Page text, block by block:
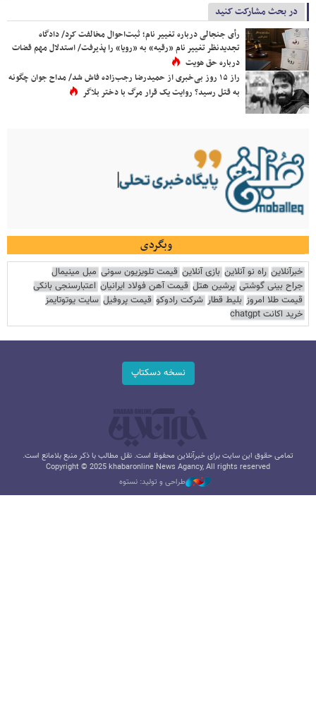
در بحث مشارکت کنید
رأی جنجالی درباره تغییر نام؛ ثبت‌احوال مخالفت کرد/ دادگاه
تجدیدنظر تغییر نام «رقیه» به «رویا» را پذیرفت/ استدلال مهم قضات
درباره حق هویت
راز ۱۵ روز بی‌خبری از حمیدرضا رجب‌زاده فاش شد/ مداح جوان چگونه
به قتل رسید؟ روایت یک قرار مرگ با دختر بلاگر
وبگردی
خبرآنلاین راه نو آنلاین بازی آنلاین قیمت تلویزیون سونی مبل مینیمال
جراح بینی گوشتی پرشین هتل قیمت آهن فولاد ایرانیان اعتبارسنجی بانکی
قیمت طلا امروز بلیط قطار شرکت رادوکو قیمت پروفیل سایت یوتوتایمز
خرید اکانت chatgpt
نسخه دسکتاپ
تمامی حقوق این سایت برای خبرآنلاین محفوظ است. نقل مطالب با ذکر منبع بلامانع است.
Copyright © 2025 khabaronline News Agancy, All rights reserved
طراحی و تولید: نستوه